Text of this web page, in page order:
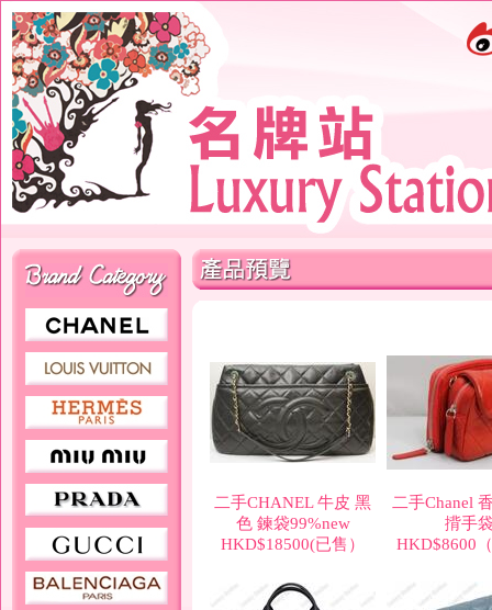
二手CHANEL 牛皮 黑
色 鍊袋99%new
HKD$18500(已售）
二手Chanel
揹手
HKD$8600